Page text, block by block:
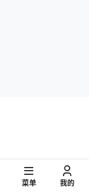
菜单 我的